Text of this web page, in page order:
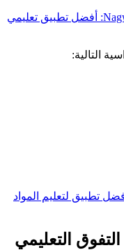
تحميل Nagwa Study: أفضل تطبيق تعليمي
التالية:
تطبيق لتعليم المواد
التعليمي